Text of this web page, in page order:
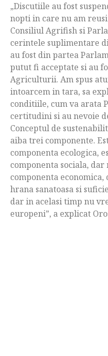
„Discutiile au fost
nopti in care nu am
Consiliul Agrifish si
cerintele suplimentare
au fost din partea
putut fi acceptate si au
Agriculturii. Am spus
intoarcem in tara, sa
conditiile, cum va arata
certitudini si au nevoie
Conceptul de
aiba trei componente.
componenta ecologica,
componenta sociala,
componenta
hrana sanatoasa si
dar in acelasi timp nu
europeni”, a explicat